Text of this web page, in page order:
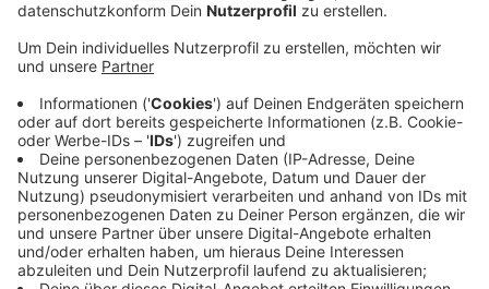
Anzeige
CDU. In den Rat ist er für die SPD eingezogen, war
dann ausgetreten und hatte seitdem mit den Piraten
die Fraktion der Sozialliberalen gebildet. Die Trennung
habe mit unterschiedlichen Meinungen zwischen den
Politikern zu tun, unter anderem bei der
Verkehrspolitik. Für die Piraten hat die Trennung große
Konsequenzen: Zwei Mitglieder sind keine Fraktion